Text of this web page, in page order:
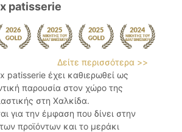
patisserie
Δείτε περισσότερα >>
patisserie έχει καθιερωθεί ως
παρουσία στον χώρο της
στη Χαλκίδα.
για την έμφαση που δίνει στην
προϊόντων και το μεράκι